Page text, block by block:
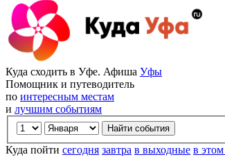
Куда сходить в Уфе. Афиша Уфы
Помощник и путеводитель
по интересным местам
и лучшим событиям
Куда пойти сегодня завтра в выходные в